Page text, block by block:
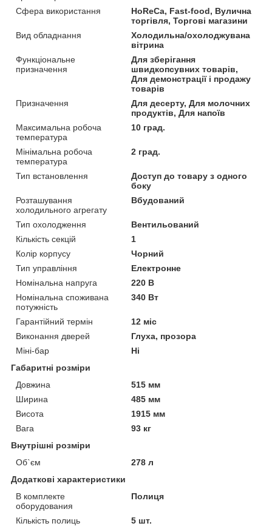
Сфера використання
HoReCa, Fast-food, Вулична
торгівля, Торгові магазини
Вид обладнання
Холодильна/охолоджувана
вітрина
Функціональне
призначення
Для зберігання
швидкопсувних товарів,
Для демонстрації і продажу
товарів
Призначення
Для десерту, Для молочних
продуктів, Для напоїв
Максимальна робоча
температура
10 град.
Мінімальна робоча
температура
2 град.
Тип встановлення
Доступ до товару з одного
боку
Розташування
холодильного агрегату
Вбудований
Тип охолодження
Вентильований
Кількість секцій
1
Колір корпусу
Чорний
Тип управління
Електронне
Номінальна напруга
220 В
Номінальна споживана
потужність
340 Вт
Гарантійний термін
12 міс
Виконання дверей
Глуха, прозора
Міні-бар
Ні
Габаритні розміри
Довжина
515 мм
Ширина
485 мм
Висота
1915 мм
Вага
93 кг
Внутрішні розміри
Об`єм
278 л
Додаткові характеристики
В комплекте
оборудования
Полиця
Кількість полиць
5 шт.